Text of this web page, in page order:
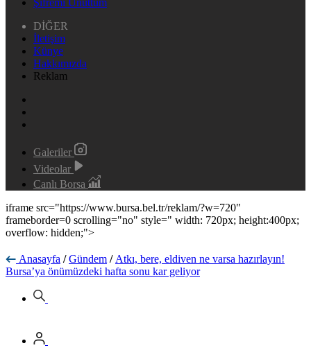
DİĞER
İletişim
Künye
Hakkımızda
Reklam
Galeriler
Videolar
Canlı Borsa
iframe src="https://www.bursa.bel.tr/reklam/?w=720"
frameborder=0 scrolling="no" style=" width: 720px; height:400px;
overflow: hidden;">
Anasayfa / Gündem / Atkı, bere, eldiven ne varsa hazırlayın!
Bursa’ya önümüzdeki hafta sonu kar geliyor